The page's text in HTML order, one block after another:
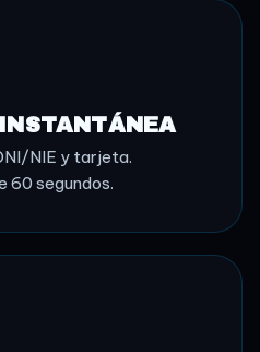
NIE y tarjeta.
60 segundos.